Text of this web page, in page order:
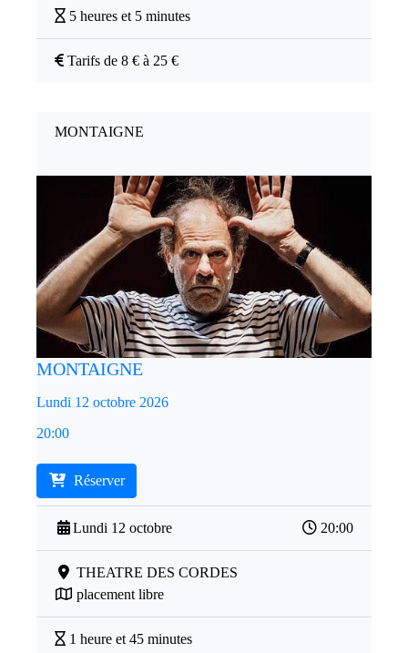
5 heures et 5 minutes
Tarifs de 8 € à 25 €
MONTAIGNE
MONTAIGNE
Lundi 12 octobre 2026
20:00
Réserver
Lundi 12 octobre 20:00
THEATRE DES CORDES
placement libre
1 heure et 45 minutes